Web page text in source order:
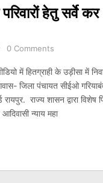
हेतु
0 Comments
में हितग्राही के उड़ीसा में
जिला पंचायत सीईओ
रायपुर. राज्य शासन द्वारा
न्याय महा